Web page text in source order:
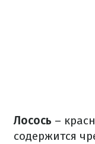
Лосось –
содержится